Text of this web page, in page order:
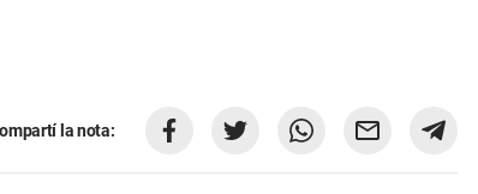
la nota: